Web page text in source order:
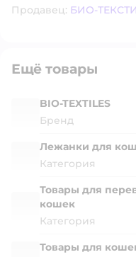
Продавец: БИО-
Ещё товары
BIO-TEXTILES
Бренд
Лежанки для
Категория
Товары для
кошек
Категория
Товары для